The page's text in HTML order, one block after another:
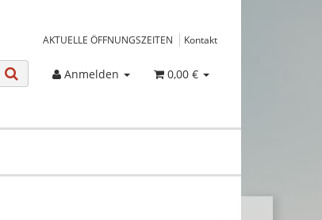
AKTUELLE ÖFFNUNGSZEITEN Kontakt
Anmelden 0,00 €